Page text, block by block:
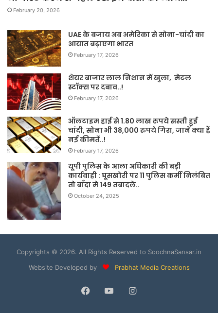
February 20, 2026
UAE के बजाय अब अमेरिका से सोना-चांदी का
आयात बढ़ाएगा भारत
February 17, 2026
शेयर बाजार लाल निशान में खुला, मेटल
स्टॉक्स पर दबाव..!
February 17, 2026
ऑलटाइम हाई से 1.80 लाख रुपये सस्ती हुई
चांदी, सोना भी 38,000 रुपये गिरा, जानें क्या हैं
नई कीमतें..!
February 17, 2026
यूपी पुलिस के आला अधिकारी की बड़ी
कार्यवाही : घूसखोरी पर 11 पुलिस कर्मी निलंबित
तो बाँदा मे 149 तबादले..
October 24, 2025
Copyrights © 2026. All Rights Reserved to SoochnaSansar.in
Website Developed by
Prabhat Media Creations
Facebook
YouTubeInstagram